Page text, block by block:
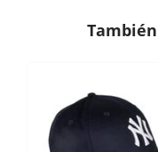
- Certificados de
disposiciones
Asociación
- Nos
la Asociación de